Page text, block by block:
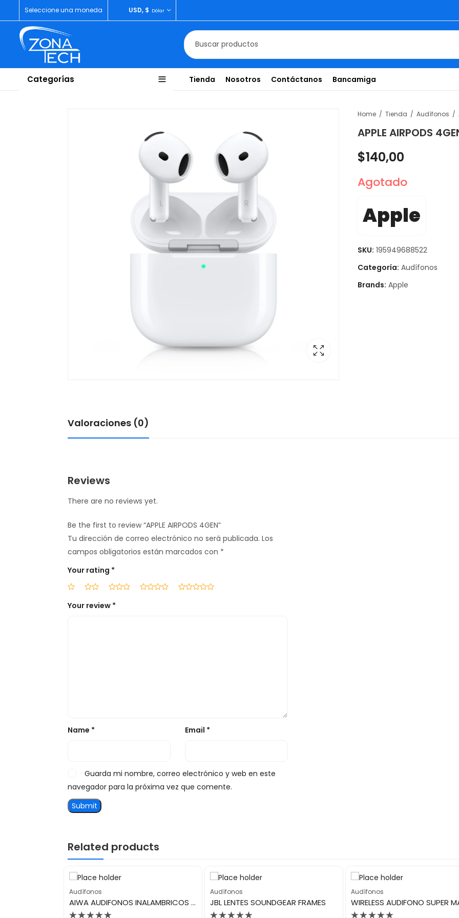
Seleccione una moneda USD, $ Dólar
Categorías Tienda Nosotros Contáctanos Bancamiga
Home Tienda Audífonos
APPLE AIRPODS
$140,00
Agotado
Apple
SKU: 195949688522
Categoría: Audífonos
Brands: Apple
Valoraciones (0)
Reviews
There are no reviews yet.
Be the first to review “APPLE AIRPODS 4GEN”
Tu dirección de correo electrónico no será publicada. Los
campos obligatorios están marcados con *
Your rating *
Your review *
Name * Email *
Guarda mi nombre, correo electrónico y web en este
navegador para la próxima vez que comente.
Related products
Audífonos
AIWA AUDIFONOS INALAMBRICOS AWK17B
Audífonos
JBL LENTES SOUNDGEAR FRAMES
Audífonos